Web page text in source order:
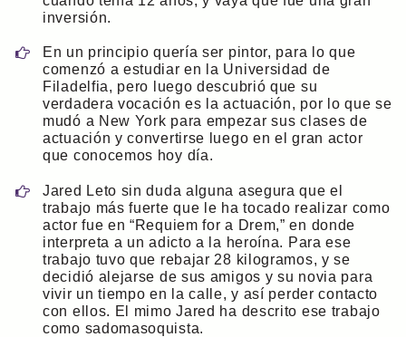
inversión.
En un principio quería ser pintor, para lo que
comenzó a estudiar en la Universidad de
Filadelfia, pero luego descubrió que su
verdadera vocación es la actuación, por lo que se
mudó a New York para empezar sus clases de
actuación y convertirse luego en el gran actor
que conocemos hoy día.
Jared Leto sin duda alguna asegura que el
trabajo más fuerte que le ha tocado realizar como
actor fue en “Requiem for a Drem,” en donde
interpreta a un adicto a la heroína. Para ese
trabajo tuvo que rebajar 28 kilogramos, y se
decidió alejarse de sus amigos y su novia para
vivir un tiempo en la calle, y así perder contacto
con ellos. El mimo Jared ha descrito ese trabajo
como sadomasoquista.